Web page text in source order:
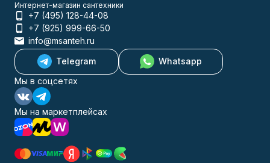
Интернет-магазин сантехники
+7 (495) 128-44-08
+7 (925) 999-66-50
info@msanteh.ru
Telegram
Whatsapp
Мы в соцсетях
Мы на маркетплейсах